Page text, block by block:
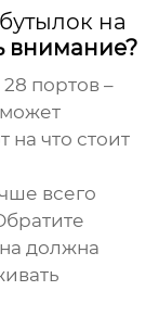
на
внимание?
28 портов –
может
на что стоит
всего
должна